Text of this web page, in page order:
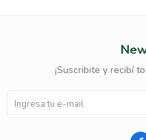
¡Suscribite y recibí